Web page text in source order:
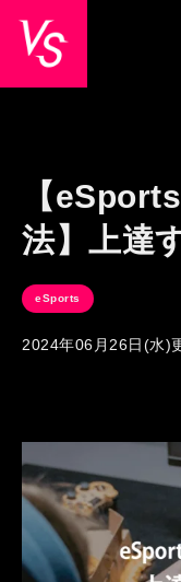
【
法】上達
eSports
2024年06月26日(水)